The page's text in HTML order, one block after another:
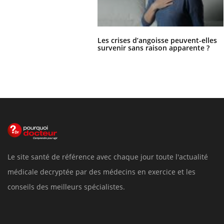
Les crises d’angoisse peuvent-elles
survenir sans raison apparente ?
Le site santé de référence avec chaque jour toute l'actualité
médicale decryptée par des médecins en exercice et les
conseils des meilleurs spécialistes.